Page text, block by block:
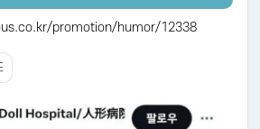
promotion/humor/12338